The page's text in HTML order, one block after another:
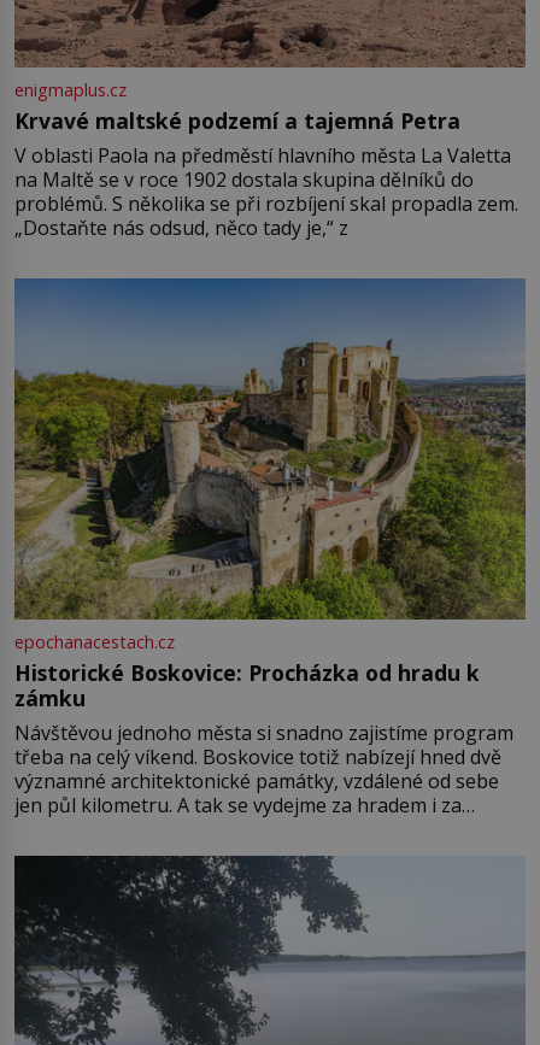
enigmaplus.cz
Krvavé maltské podzemí a tajemná Petra
V oblasti Paola na předměstí hlavního města La Valetta
na Maltě se v roce 1902 dostala skupina dělníků do
problémů. S několika se při rozbíjení skal propadla zem.
„Dostaňte nás odsud, něco tady je,“ z
epochanacestach.cz
Historické Boskovice: Procházka od hradu k
zámku
Návštěvou jednoho města si snadno zajistíme program
třeba na celý víkend. Boskovice totiž nabízejí hned dvě
významné architektonické památky, vzdálené od sebe
jen půl kilometru. A tak se vydejme za hradem i za
Boskovice na okraji Drahanské vrchoviny vznikla někdy
ve13. století, a už v roce 1313 kronikáři zaznamenali